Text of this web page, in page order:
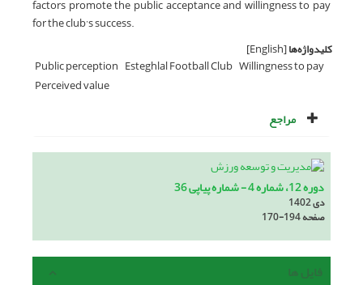
factors promote the public acceptance and willingness to pay
for the club’s success.
کلیدواژه‌ها[English]
Public perception Esteghlal Football Club Willingness to pay
Perceived value
مراجع
دوره 12، شماره 4 - شماره پیاپی 36
دی 1402
صفحه170-194
فایل ها